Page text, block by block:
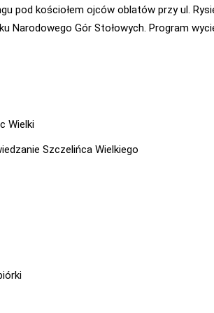
pod kościołem ojców oblatów przy ul.
Narodowego Gór Stołowych. Program
Wielki
Szczelińca Wielkiego